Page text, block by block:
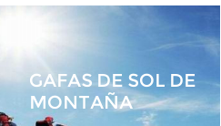
GAFAS DE SOL DE
MONTAÑA